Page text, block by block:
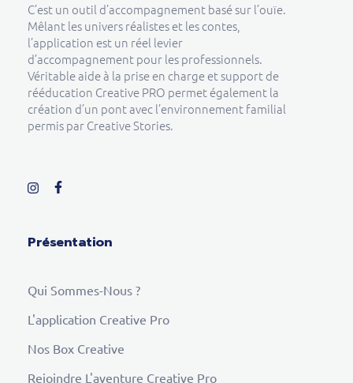
C’est un outil d’accompagnement basé sur l’ouïe.
Mêlant les univers réalistes et les contes,
l’application est un réel levier
d’accompagnement pour les professionnels.
Véritable aide à la prise en charge et support de
rééducation Creative PRO permet également la
création d’un pont avec l’environnement familial
permis par Creative Stories.
Présentation
Qui Sommes-Nous ?
L'application Creative Pro
Nos Box Creative
Rejoindre L'aventure Creative Pro